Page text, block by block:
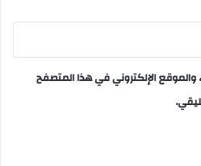
الإلكتروني في هذا المتصفح